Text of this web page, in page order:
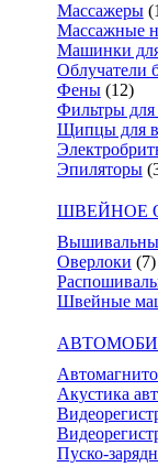
Массажеры
Массажные
Машинки
Облучатели
Фены (12)
Фильтры
Щипцы для
Эпиляторы
ШВЕЙНОЕ
Оверлоки (7)
Швейные
Акустика
Пуско-